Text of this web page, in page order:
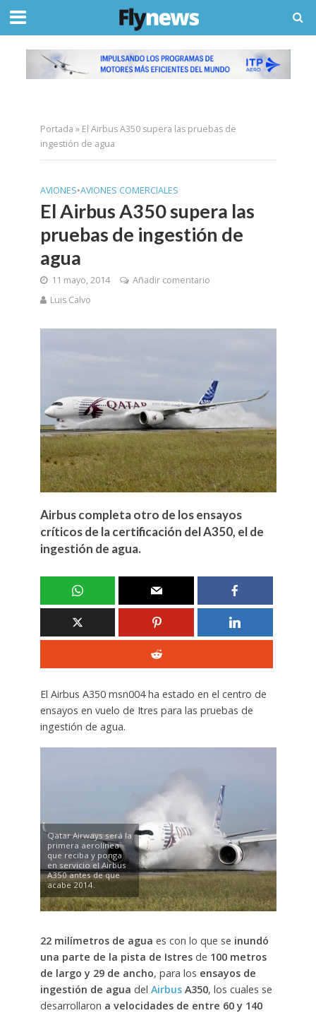
Portada » El Airbus A350 supera las pruebas de
ingestión de agua
AVIONES•AVIONES COMERCIALES
El Airbus A350 supera las
pruebas de ingestión de
agua
11 mayo, 2014
Añadir comentario
Luis Calvo
Airbus completa otro de los ensayos
críticos de la certificación del A350, el de
ingestión de agua.
El Airbus A350 msn004 ha estado en el centro de
ensayos en vuelo de Itres para las pruebas de
ingestión de agua.
Qatar Airways será la
primera aerolínea
que reciba y ponga
en servicio el Airbus
A350 antes de que
acabe 2014.
22 milímetros de agua es con lo que se inundó
una parte de la pista de Istresde 100 metros
de largo y 29 de ancho, para los ensayos de
ingestión de agua del Airbus A350, los cuales se
desarrollaron a velocidades de entre 60 y 140